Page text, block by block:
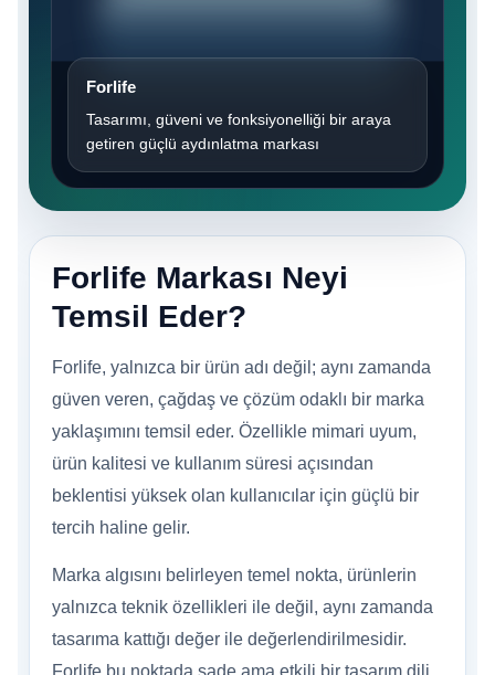
Forlife
Tasarımı, güveni ve fonksiyonelliği bir araya
getiren güçlü aydınlatma markası
Forlife Markası Neyi
Temsil Eder?
Forlife, yalnızca bir ürün adı değil; aynı zamanda
güven veren, çağdaş ve çözüm odaklı bir marka
yaklaşımını temsil eder. Özellikle mimari uyum,
ürün kalitesi ve kullanım süresi açısından
beklentisi yüksek olan kullanıcılar için güçlü bir
tercih haline gelir.
Marka algısını belirleyen temel nokta, ürünlerin
yalnızca teknik özellikleri ile değil, aynı zamanda
tasarıma kattığı değer ile değerlendirilmesidir.